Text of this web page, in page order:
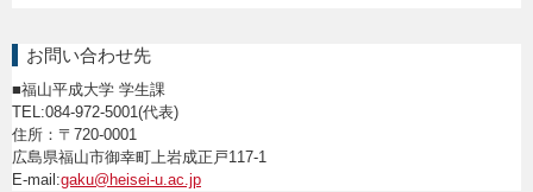
お問い合わせ先
■福山平成大学 学生課
TEL:084-972-5001(代表)
住所：〒720-0001
広島県福山市御幸町上岩成正戸117-1
E-mail:gaku@heisei-u.ac.jp